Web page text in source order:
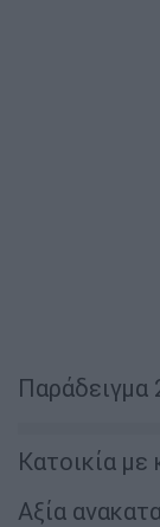
Παράδειγμα
Κατοικία
Αξία